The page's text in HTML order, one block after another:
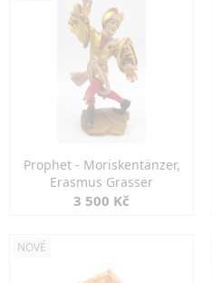
Prophet - Moriskentänzer,
Erasmus Grasser
3 500 Kč
NOVÉ